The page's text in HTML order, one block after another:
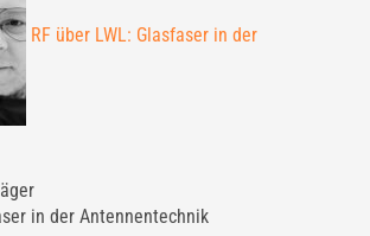
RF über LWL: Glasfaser in der
in der Antennentechnik